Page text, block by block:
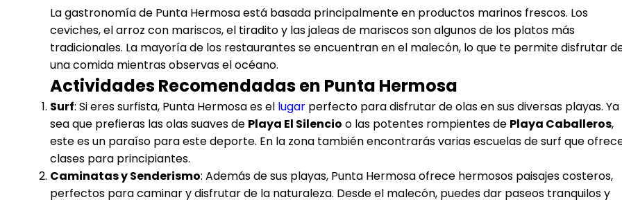
La gastronomía de Punta Hermosa está basada principalmente en productos marinos frescos. Los
ceviches, el arroz con mariscos, el tiradito y las jaleas de mariscos son algunos de los platos más
tradicionales. La mayoría de los restaurantes se encuentran en el malecón, lo que te permite disfrutar
una comida mientras observas el océano.
Actividades Recomendadas en Punta Hermosa
Surf: Si eres surfista, Punta Hermosa es el lugar perfecto para disfrutar de olas en sus diversas playas. Ya
sea que prefieras las olas suaves de Playa El Silencio o las potentes rompientes de Playa Caballeros,
este es un paraíso para este deporte. En la zona también encontrarás varias escuelas de surf que
clases para principiantes.
Caminatas y Senderismo: Además de sus playas, Punta Hermosa ofrece hermosos paisajes costeros,
perfectos para caminar y disfrutar de la naturaleza. Desde el malecón, puedes dar paseos tranquilos y